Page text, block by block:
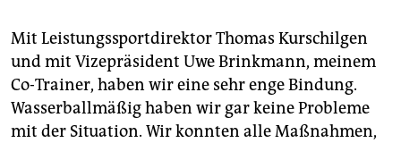
Mit Leistungssportdirektor Thomas Kurschilgen
und mit Vizepräsident Uwe Brinkmann, meinem
Co-Trainer, haben wir eine sehr enge Bindung.
Wasserballmäßig haben wir gar keine Probleme
mit der Situation. Wir konnten alle Maßnahmen,